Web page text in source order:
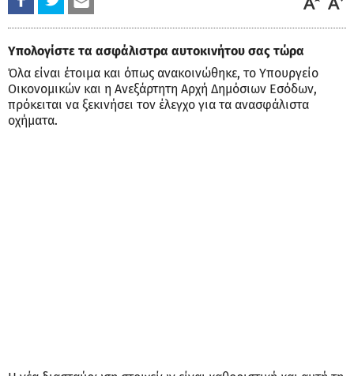
Υπολογίστε τα ασφάλιστρα αυτοκινήτου σας τώρα
Όλα είναι έτοιμα και όπως ανακοινώθηκε, το Υπουργείο
Οικονομικών και η Ανεξάρτητη Αρχή Δημόσιων Εσόδων,
πρόκειται να ξεκινήσει τον έλεγχο για τα ανασφάλιστα
οχήματα.